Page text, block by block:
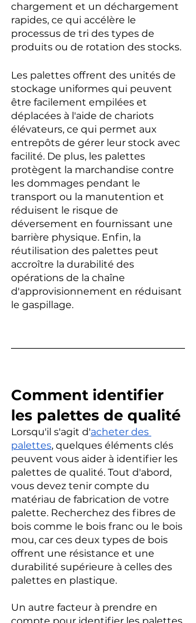
chargement et un déchargement
rapides, ce qui accélère le
processus de tri des types de
produits ou de rotation des stocks.
Les palettes offrent des unités de
stockage uniformes qui peuvent
être facilement empilées et
déplacées à l'aide de chariots
élévateurs, ce qui permet aux
entrepôts de gérer leur stock avec
facilité. De plus, les palettes
protègent la marchandise contre
les dommages pendant le
transport ou la manutention et
réduisent le risque de
déversement en fournissant une
barrière physique. Enfin, la
réutilisation des palettes peut
accroître la durabilité des
opérations de la chaîne
d'approvisionnement en réduisant
le gaspillage.
Comment identifier
les palettes de qualité
Lorsqu'il s'agit d'acheter des
palettes, quelques éléments clés
peuvent vous aider à identifier les
palettes de qualité. Tout d'abord,
vous devez tenir compte du
matériau de fabrication de votre
palette. Recherchez des fibres de
bois comme le bois franc ou le bois
mou, car ces deux types de bois
offrent une résistance et une
durabilité supérieure à celles des
palettes en plastique.
Un autre facteur à prendre en